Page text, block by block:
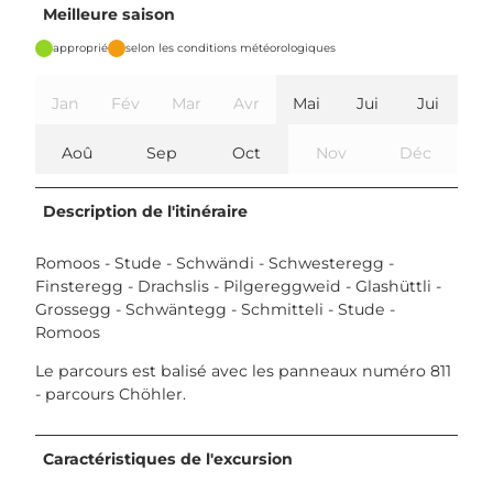
Meilleure saison
approprié selon les conditions météorologiques
Jan Fév Mar Avr Mai Jui Jui
Aoû Sep Oct Nov Déc
Description de l'itinéraire
Romoos - Stude - Schwändi - Schwesteregg -
Finsteregg - Drachslis - Pilgereggweid - Glashüttli -
Grossegg - Schwäntegg - Schmitteli - Stude -
Romoos
Le parcours est balisé avec les panneaux numéro 811
- parcours Chöhler.
Caractéristiques de l'excursion